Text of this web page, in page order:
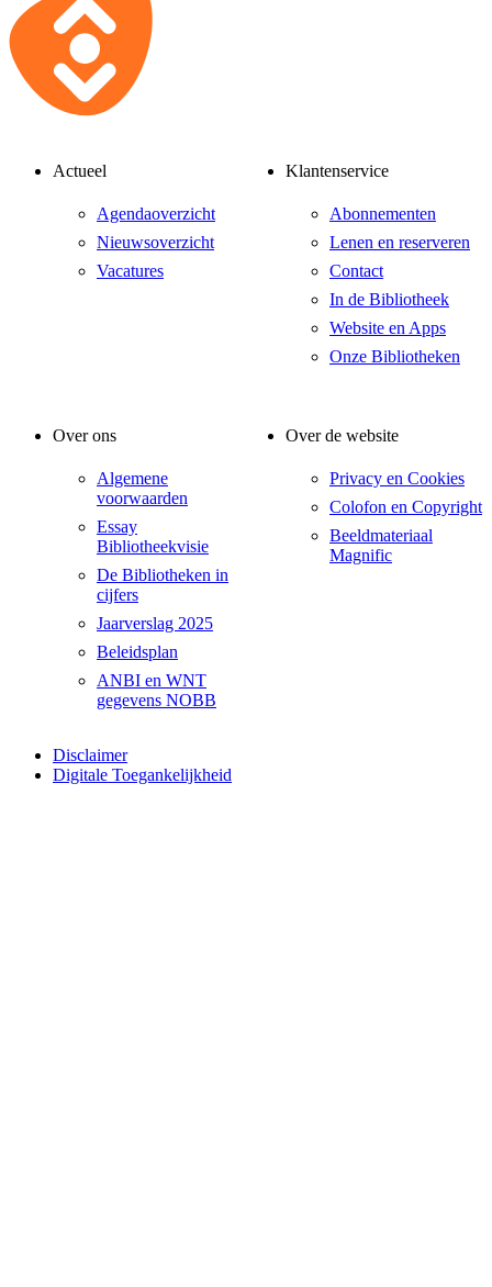
Actueel
Agendaoverzicht
Nieuwsoverzicht
Vacatures
Klantenservice
Abonnementen
Lenen en reserveren
Contact
In de Bibliotheek
Website en Apps
Onze Bibliotheken
Over ons
Algemene
voorwaarden
Essay
Bibliotheekvisie
De Bibliotheken in
cijfers
Jaarverslag 2025
Beleidsplan
ANBI en WNT
gegevens NOBB
Over de website
Privacy en Cookies
Colofon en Copyright
Beeldmateriaal
Magnific
Disclaimer
Digitale Toegankelijkheid